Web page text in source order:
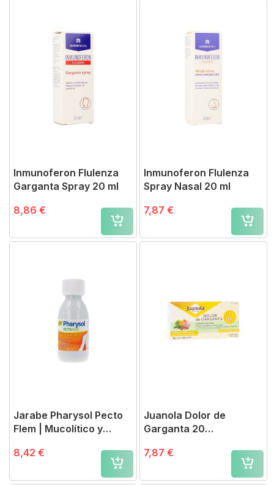
Inmunoferon Flulenza
Garganta Spray 20 ml
8,86 €
Inmunoferon Flulenza
Spray Nasal 20 ml
7,87 €
Jarabe Pharysol Pecto
Flem | Mucolítico y
8,42 €
Juanola Dolor de
Garganta 20
7,87 €